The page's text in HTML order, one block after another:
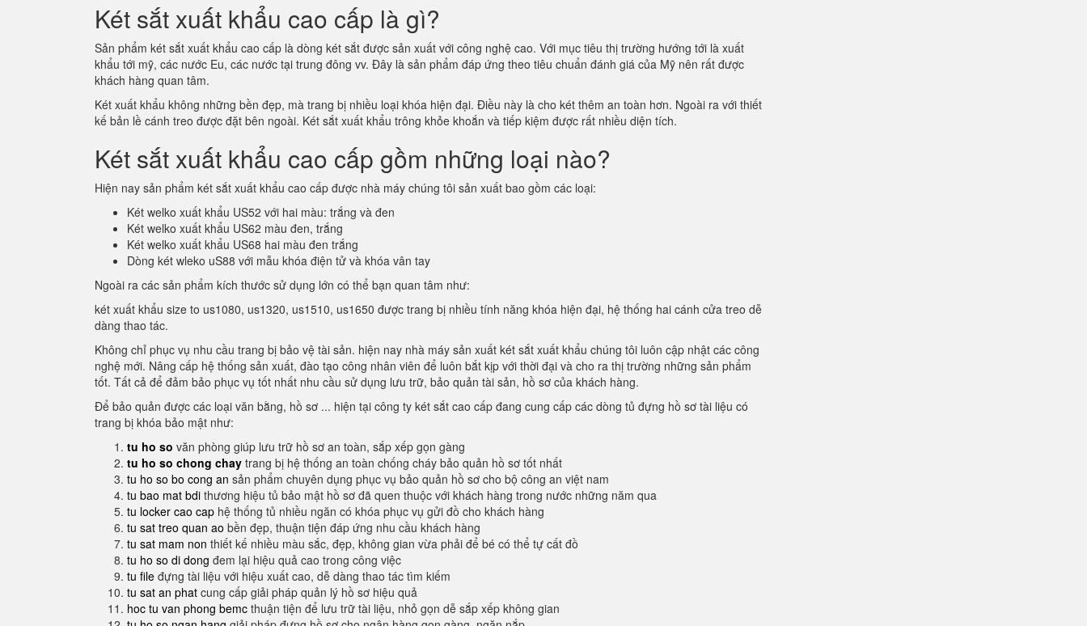
Két sắt xuất khẩu cao cấp là gì?
Sản phẩm két sắt xuất khẩu cao cấp là dòng két sắt được sản xuất với công nghệ cao. Với mục tiêu thị trường hướng tới là xuất
khẩu tới mỹ, các nước Eu, các nước tại trung đông vv. Đây là sản phẩm đáp ứng theo tiêu chuẩn đánh giá của Mỹ nên rất được
khách hàng quan tâm.
Két xuất khẩu không những bền đẹp, mà trang bị nhiều loại khóa hiện đại. Điều này là cho két thêm an toàn hơn. Ngoài ra với thiết
kế bản lề cánh treo được đặt bên ngoài. Két sắt xuất khẩu trông khỏe khoắn và tiếp kiệm được rất nhiều diện tích.
Két sắt xuất khẩu cao cấp gồm những loại nào?
Hiện nay sản phẩm két sắt xuất khẩu cao cấp được nhà máy chúng tôi sản xuất bao gồm các loại:
Két welko xuất khẩu US52 với hai màu: trắng và đen
Két welko xuất khẩu US62 màu đen, trắng
Két welko xuất khẩu US68 hai màu đen trắng
Dòng két wleko uS88 với mẫu khóa điện tử và khóa vân tay
Ngoài ra các sản phẩm kích thước sử dụng lớn có thể bạn quan tâm như:
két xuất khẩu size to us1080, us1320, us1510, us1650 được trang bị nhiều tính năng khóa hiện đại, hệ thống hai cánh cửa treo dễ
dàng thao tác.
Không chỉ phục vụ nhu cầu trang bị bảo vệ tài sản. hiện nay nhà máy sản xuất két sắt xuất khẩu chúng tôi luôn cập nhật các công
nghệ mới. Nâng cấp hệ thống sản xuất, đào tạo công nhân viên để luôn bắt kịp với thời đại và cho ra thị trường những sản phẩm
tốt. Tất cả để đảm bảo phục vụ tốt nhất nhu cầu sử dụng lưu trữ, bảo quản tài sản, hồ sơ của khách hàng.
Để bảo quản được các loại văn bằng, hồ sơ ... hiện tại công ty két sắt cao cấp đang cung cấp các dòng tủ đựng hồ sơ tài liệu có
trang bị khóa bảo mật như:
tu ho so văn phòng giúp lưu trữ hồ sơ an toàn, sắp xếp gọn gàng
tu ho so chong chay trang bị hệ thống an toàn chống cháy bảo quản hồ sơ tốt nhất
tu ho so bo cong an sản phẩm chuyên dụng phục vụ bảo quản hồ sơ cho bộ công an việt nam
tu bao mat bdi thương hiệu tủ bảo mật hồ sơ đã quen thuộc với khách hàng trong nước những năm qua
tu locker cao cap hệ thống tủ nhiều ngăn có khóa phục vụ gửi đồ cho khách hàng
tu sat treo quan ao bền đẹp, thuận tiện đáp ứng nhu cầu khách hàng
tu sat mam non thiết kế nhiều màu sắc, đẹp, không gian vừa phải để bé có thể tự cất đồ
tu ho so di dong đem lại hiệu quả cao trong công việc
tu file đựng tài liệu với hiệu xuất cao, dễ dàng thao tác tìm kiếm
tu sat an phat cung cấp giải pháp quản lý hồ sơ hiệu quả
hoc tu van phong bemc thuận tiện để lưu trữ tài liệu, nhỏ gọn dễ sắp xếp không gian